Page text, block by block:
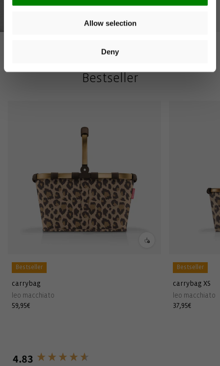
Allow selection
Deny
Bestseller
Bestseller
carrybag
leo macchiato
Normaler
59,95€
Bestseller
carrybag XS
leo macchiato
Normaler
37,95€
4.83
New content loaded
You can unsubscribe at any time. More information is